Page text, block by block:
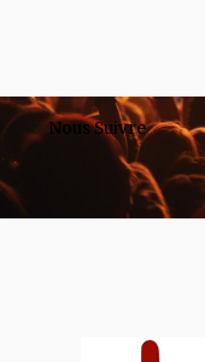
Nous Suivre